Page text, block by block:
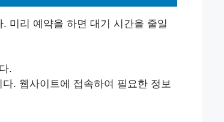
미리 예약을 하면 대기 시간을 줄일
.
. 웹사이트에 접속하여 필요한 정보